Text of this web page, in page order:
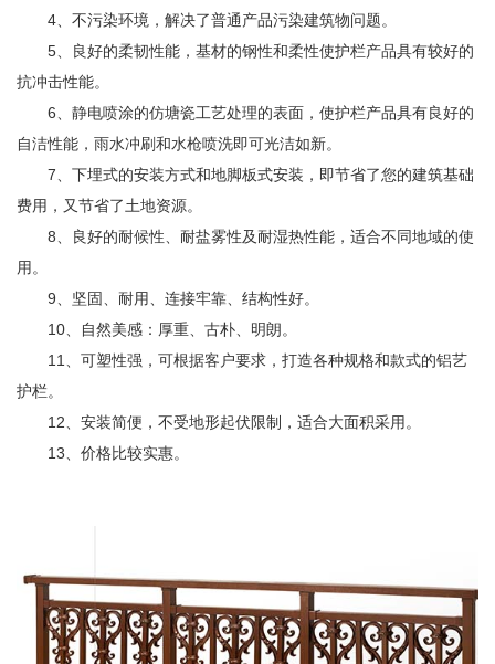
4、不污染环境，解决了普通产品污染建筑物问题。
5、良好的柔韧性能，基材的钢性和柔性使护栏产品具有较好的
抗冲击性能。
6、静电喷涂的仿塘瓷工艺处理的表面，使护栏产品具有良好的
自洁性能，雨水冲刷和水枪喷洗即可光洁如新。
7、下埋式的安装方式和地脚板式安装，即节省了您的建筑基础
费用，又节省了土地资源。
8、良好的耐候性、耐盐雾性及耐湿热性能，适合不同地域的使
用。
9、坚固、耐用、连接牢靠、结构性好。
10、自然美感：厚重、古朴、明朗。
11、可塑性强，可根据客户要求，打造各种规格和款式的铝艺
护栏。
12、安装简便，不受地形起伏限制，适合大面积采用。
13、价格比较实惠。